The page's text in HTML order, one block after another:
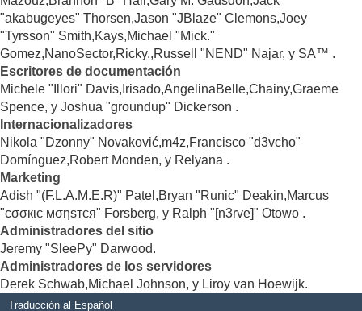
"akabugeyes" Thorsen,Jason "JBlaze" Clemons,Joey
"Tyrsson" Smith,Kays,Michael "Mick."
Gomez,NanoSector,Ricky.,Russell "NEND" Najar, y SA™ .
Escritores de documentación
Michele "Illori" Davis,Irisado,AngelinaBelle,Chainy,Graeme
Spence, y Joshua "groundup" Dickerson .
Internacionalizadores
Nikola "Dzonny" Novaković,m4z,Francisco "d3vcho"
Domínguez,Robert Monden, y Relyana .
Marketing
Adish "(F.L.A.M.E.R)" Patel,Bryan "Runic" Deakin,Marcus
"cσσкιє мσηѕтєя" Forsberg, y Ralph "[n3rve]" Otowo .
Administradores del sitio
Jeremy "SleePy" Darwood.
Administradores de los servidores
Derek Schwab,Michael Johnson, y Liroy van Hoewijk.
Traducción al Español